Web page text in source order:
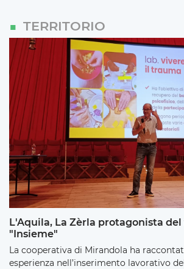
TERRITORIO
L'Aquila, La Zèrla protagonista
"Insieme"
La cooperativa di Mirandola ha
esperienza nell’inserimento lavorativo